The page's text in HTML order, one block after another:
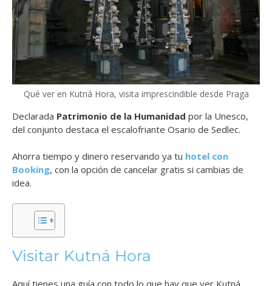
Qué ver en Kutná Hora, visita imprescindible desde Praga
Declarada Patrimonio de la Humanidad por la Unesco,
del conjunto destaca el escalofriante Osario de Sedlec.
Ahorra tiempo y dinero reservando ya tu hotel con
Booking, con la opción de cancelar gratis si cambias de
idea.
Visitar Kutná Hora
Aquí tienes una guía con todo lo que hay que ver Kutná